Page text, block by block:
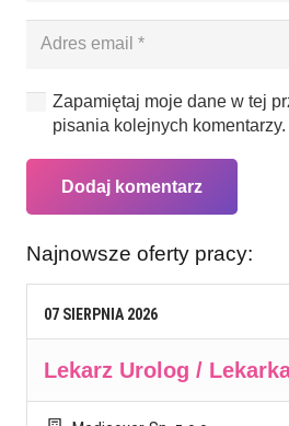
Zapamiętaj moje dane w tej
pisania kolejnych komentarzy.
Dodaj komentarz
Najnowsze oferty pracy:
07 SIERPNIA 2026
Lekarz Urolog /